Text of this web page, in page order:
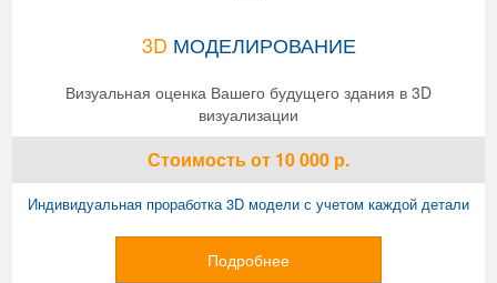
3D МОДЕЛИРОВАНИЕ
Визуальная оценка Вашего будущего здания в 3D
визуализации
Стоимостьот 10 000 р.
Индивидуальная проработка 3D модели с учетом каждой детали
Подробнее